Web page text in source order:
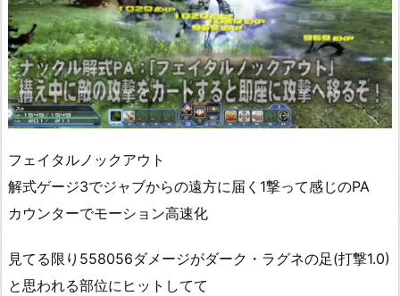
フェイタルノックアウト
解式ゲージ3でジャブからの遠方に届く1撃って感じのPA
カウンターでモーション高速化
見てる限り558056ダメージがダーク・ラグネの足(打撃1.0)
と思われる部位にヒットしてて